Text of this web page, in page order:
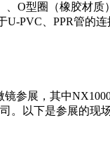
O型圈（橡胶材
PVC、PPR管的
参展，其中
以下是参展的现